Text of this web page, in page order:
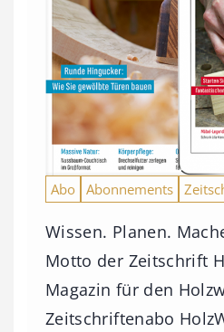
Abo Abonnements
Wissen. Planen.
Motto der Zeitschrift
Magazin für den
Zeitschriftenabo